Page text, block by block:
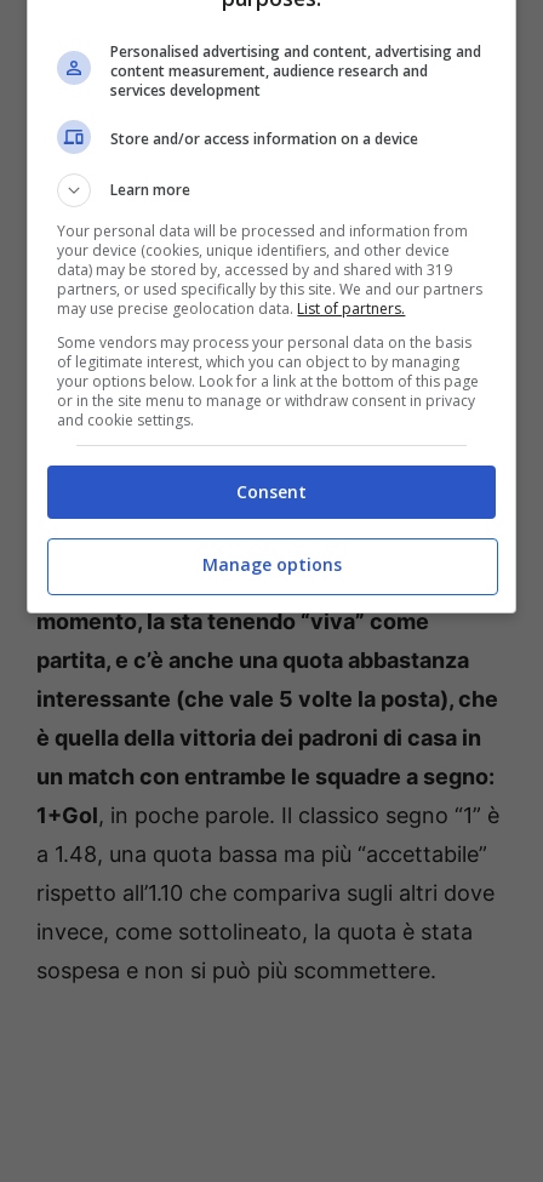
fatto pensare male anche a qualcuno.
Si sono immediatamente scatenate le
polemiche, tant’è che tutti i bookmaker in
questione hanno deciso di prendere una
decisione incredibile. Adesso, la partita che
mette in palio davvero un pezzo di Serie B –
la capolista è impegnata in uno scontro
diretto contro l’Avellino, e parliamo del
Benevento, quindi altro match abbastanza
difficile sulla carta – non compare più in
nessun palinsesto. Quindi sulla stessa,
ovviamente, non si può scommettere in
olamente Bet365, al
momento, la sta tenendo “viva” come
partita, e c’è anche una quota abbastanza
interessante (che vale 5 volte la posta), che
è quella della vittoria dei padroni di casa in
un match con entrambe le squadre a segno:
1+Gol, in poche parole. Il classico segno “1” è
a 1.48, una quota bassa ma più “accettabile”
rispetto all’1.10 che compariva sugli altri dove
invece, come sottolineato, la quota è stata
sospesa e non si può più scommettere.
Personalised advertising and content, advertising and
content measurement, audience research and
services development
Store and/or access information on a device
Learn more
Your personal data will be processed and information from
your device (cookies, unique identifiers, and other device
data) may be stored by, accessed by and shared with 319
partners, or used specifically by this site. We and our partners
may use precise geolocation data. List of partners.
Some vendors may process your personal data on the basis
of legitimate interest, which you can object to by managing
your options below. Look for a link at the bottom of this page
or in the site menu to manage or withdraw consent in privacy
and cookie settings.
Consent
Manage options